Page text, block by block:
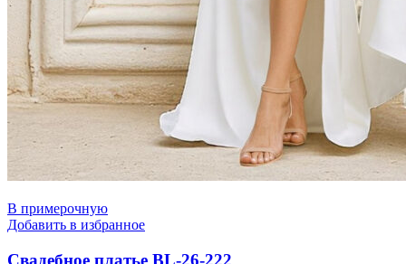
В примерочную
Добавить в избранное
Свадебное платье BL-26-222